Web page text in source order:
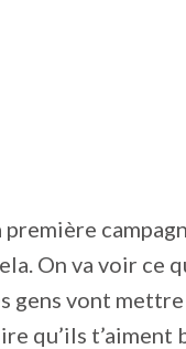
première
On va voir ce
gens vont
qu’ils t’aiment